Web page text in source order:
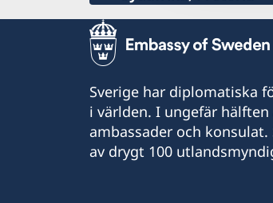
Trafiksäkerhet
Resa i landet
Om Botswana
Sverige har diplomatiska
i världen. I ungefär
ambassader och
av drygt 100